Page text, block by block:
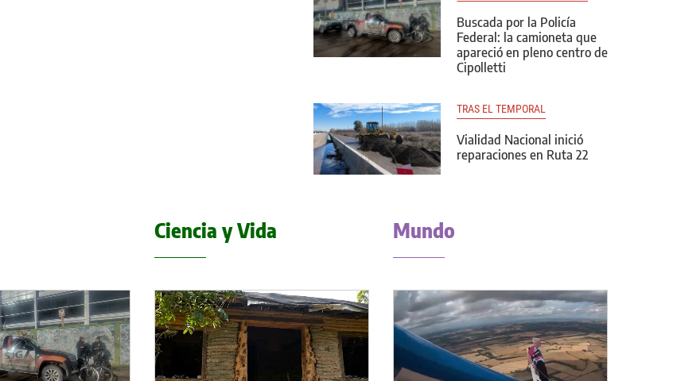
Buscada por la Policía
Federal: la camioneta que
apareció en pleno centro de
Cipolletti
TRAS EL TEMPORAL
Vialidad Nacional inició
reparaciones en Ruta 22
Ciencia y Vida Mundo